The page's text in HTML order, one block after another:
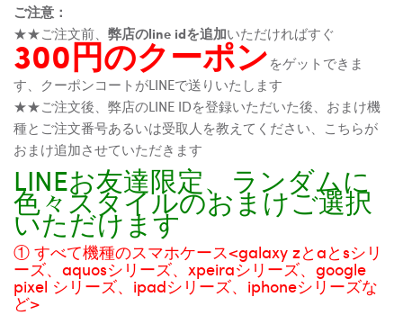
ご注意：
★★ご注文前、 弊店のline idを追加いただければすぐ
300円のクーポンをゲットできま
す、クーポンコートがLINEで送りいたします
★★ご注文後、弊店のLINE IDを登録いただいた後、おまけ機
種とご注文番号あるいは受取人を教えてください、こちらが
おまけ追加させていただきます
LINEお友達限定、ランダムに
色々スタイルのおまけご選択
いただけます
① すべて機種のスマホケース<galaxy zとaとsシリ
ーズ、aquosシリーズ、xpeiraシリーズ、google
pixel シリーズ、ipadシリーズ、iphoneシリーズな
ど>